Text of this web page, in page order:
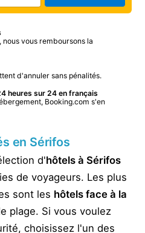
vous remboursons la
d'annuler sans pénalités.
heures sur 24 en français
Booking.com s'en
en Sérifos
d'hôtels à Sérifos
de voyageurs. Les plus
sont les hôtels face à la
plage. Si vous voulez
choisissez l'un des